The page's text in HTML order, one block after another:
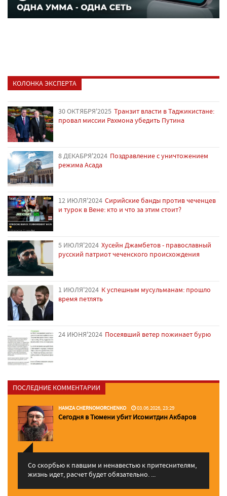
КОЛОНКА ЭКСПЕРТА
30 ОКТЯБРЯ'2025 Транзит власти в Таджикистане:
провал миссии Рахмона убедить Путина
8 ДЕКАБРЯ'2024 Поздравление с уничтожением
режима Асада
12 ИЮЛЯ'2024 Сирийские банды против чеченцев
и турок в Вене: кто и что за этим стоит?
5 ИЮЛЯ'2024 Хусейн Джамбетов - православный
русский патриот чеченского происхождения
1 ИЮЛЯ'2024 К успешным мусульманам: прошло
время петлять
24 ИЮНЯ'2024 Посеявший ветер пожинает бурю
ПОСЛЕДНИЕ КОММЕНТАРИИ
HAMZA CHERNOMORCHENKO 03.06.2026, 23:29
Сегодня в Тюмени убит Исомитдин Акбаров
Со скорбью к павшим и ненавестью к притеснителям,
жизнь идет, расчет будет обязательно. ...